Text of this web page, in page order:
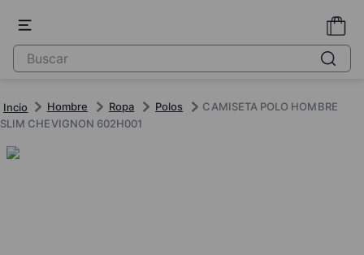
Hombre Ropa Polos
CAMISETA POLO HOMBRE
SLIM CHEVIGNON 602H001